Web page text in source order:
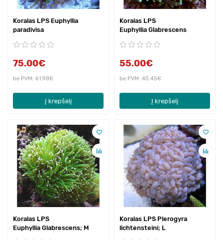
Koralas LPS Euphyllia
paradivisa
75.00€
be PVM: 61.98€
Į krepšelį
Koralas LPS
Euphyllia Glabrescens
55.00€
be PVM: 45.45€
Į krepšelį
Koralas LPS
Euphyllia Glabrescens; M
Koralas LPS Plerogyra
lichtensteini; L